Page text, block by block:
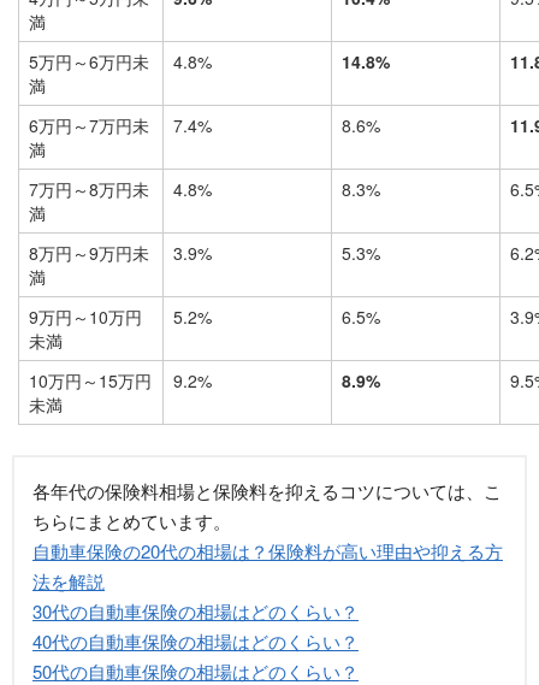
満
5万円～6万円未
満
4.8% 14.8%
6万円～7万円未
満
7.4% 8.6%
7万円～8万円未
満
4.8% 8.3%
8万円～9万円未
満
3.9% 5.3%
9万円～10万円
未満
5.2% 6.5%
10万円～15万円
未満
9.2% 8.9%
各年代の保険料相場と保険料を抑えるコツについては、こ
ちらにまとめています。
自動車保険の20代の相場は？保険料が高い理由や抑える方
法を解説
30代の自動車保険の相場はどのくらい？
40代の自動車保険の相場はどのくらい？
50代の自動車保険の相場はどのくらい？